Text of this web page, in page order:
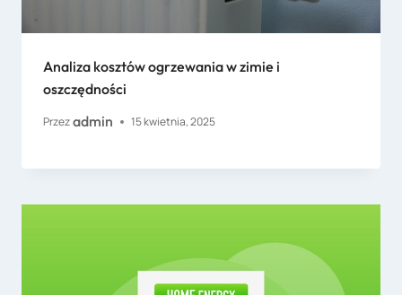
Analiza kosztów ogrzewania w zimie i
oszczędności
Przezadmin 15 kwietnia, 2025